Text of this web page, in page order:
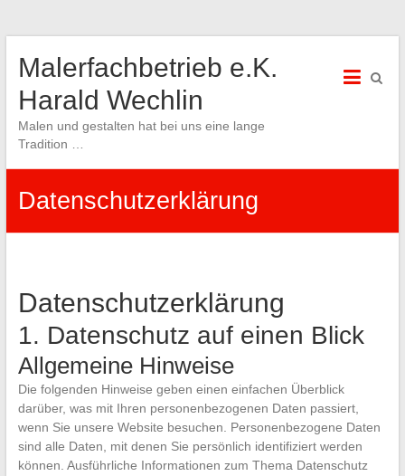
Malerfachbetrieb e.K.
Harald Wechlin
Malen und gestalten hat bei uns eine lange
Tradition …
Datenschutzerklärung
Datenschutzerklärung
1. Datenschutz auf einen Blick
Allgemeine Hinweise
Die folgenden Hinweise geben einen einfachen Überblick
darüber, was mit Ihren personenbezogenen Daten passiert,
wenn Sie unsere Website besuchen. Personenbezogene Daten
sind alle Daten, mit denen Sie persönlich identifiziert werden
können. Ausführliche Informationen zum Thema Datenschutz